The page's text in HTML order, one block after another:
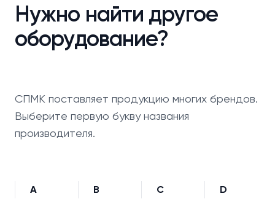
Нужно найти другое
оборудование?
СПМК поставляет продукцию многих брендов.
Выберите первую букву названия
производителя.
A B C D